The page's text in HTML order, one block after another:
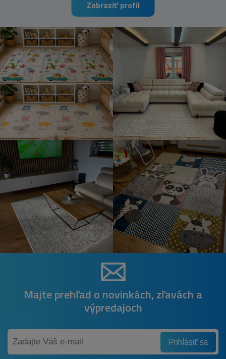
Zobraziť profil
Majte prehľad o novinkách, zľavách a
výpredajoch
Prihlásiť sa